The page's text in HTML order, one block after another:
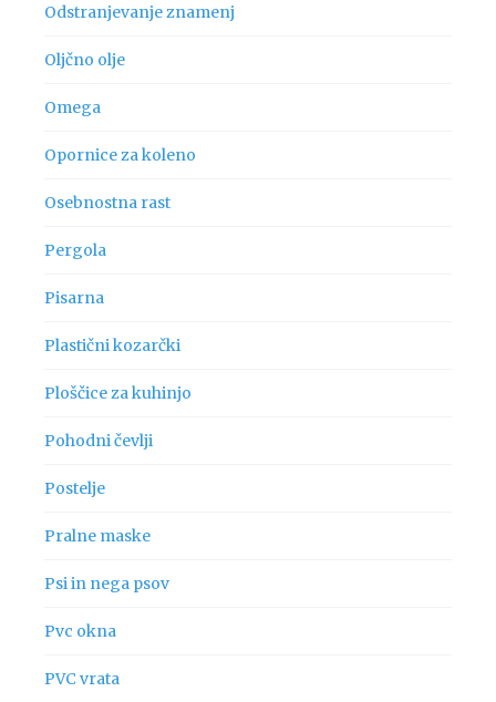
Odstranjevanje znamenj
Oljčno olje
Omega
Opornice za koleno
Osebnostna rast
Pergola
Pisarna
Plastični kozarčki
Ploščice za kuhinjo
Pohodni čevlji
Postelje
Pralne maske
Psi in nega psov
Pvc okna
PVC vrata